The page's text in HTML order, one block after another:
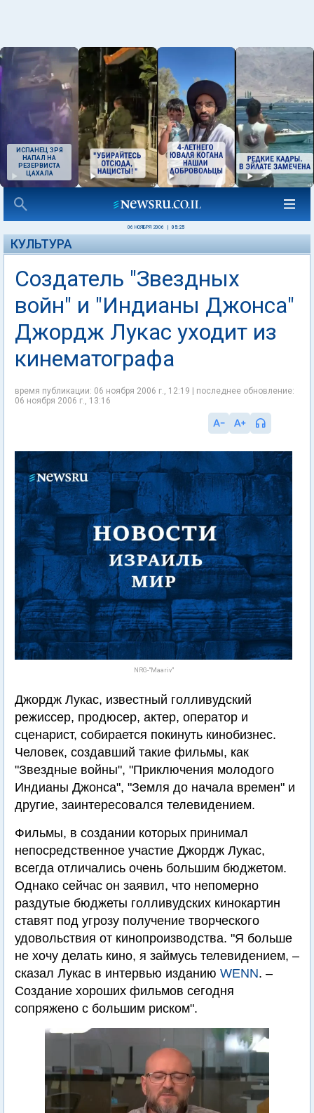
ИСПАНЕЦ ЗРЯ
НАПАЛ НА
РЕЗЕРВИСТА
ЦАХАЛА
06 НОЯБРЯ 2006 05:25
КУЛЬТУРА
Создатель "Звездных
войн" и "Индианы Джонса"
Джордж Лукас уходит из
кинематографа
время публикации: 06 ноября 2006 г., 12:19 | последнее обновление:
06 ноября 2006 г., 13:16
NRG-"Maariv"
Джордж Лукас, известный голливудский
режиссер, продюсер, актер, оператор и
сценарист, собирается покинуть кинобизнес.
Человек, создавший такие фильмы, как
"Звездные войны", "Приключения молодого
Индианы Джонса", "Земля до начала времен" и
другие, заинтересовался телевидением.
Фильмы, в создании которых принимал
непосредственное участие Джордж Лукас,
всегда отличались очень большим бюджетом.
Однако сейчас он заявил, что непомерно
раздутые бюджеты голливудских кинокартин
ставят под угрозу получение творческого
удовольствия от кинопроизводства. "Я больше
не хочу делать кино, я займусь телевидением, –
сказал Лукас в интервью изданию WENN. –
Создание хороших фильмов сегодня
сопряжено с большим риском".